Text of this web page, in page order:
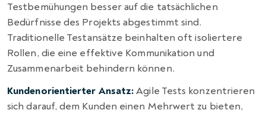
Testbemühungen besser auf die tatsächlichen
Bedürfnisse des Projekts abgestimmt sind.
Traditionelle Testansätze beinhalten oft isoliertere
Rollen, die eine effektive Kommunikation und
Zusammenarbeit behindern können.
Kundenorientierter Ansatz:Agile Tests konzentrieren
sich darauf, dem Kunden einen Mehrwert zu bieten,